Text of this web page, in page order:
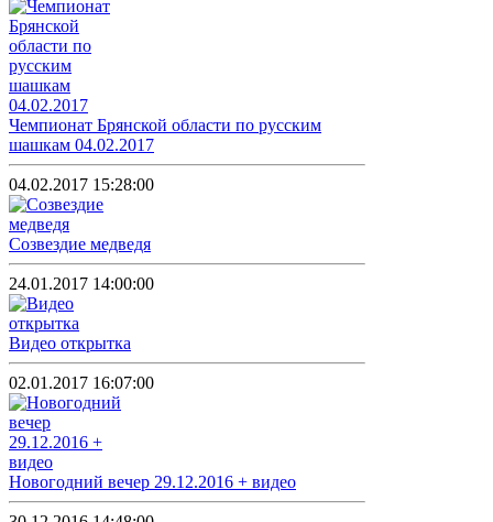
Чемпионат Брянской области по русским
шашкам 04.02.2017
04.02.2017 15:28:00
Созвездие медведя
24.01.2017 14:00:00
Видео открытка
02.01.2017 16:07:00
Новогодний вечер 29.12.2016 + видео